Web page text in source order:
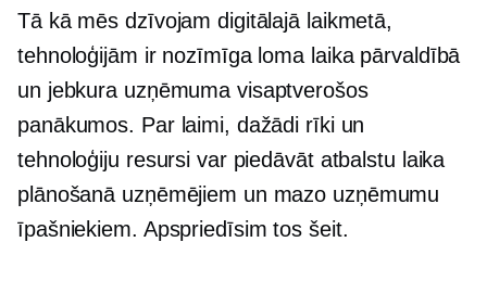
Tā kā mēs dzīvojam digitālajā laikmetā,
tehnoloģijām ir nozīmīga loma laika pārvaldībā
un jebkura uzņēmuma visaptverošos
panākumos. Par laimi, dažādi rīki un
tehnoloģiju resursi var piedāvāt atbalstu laika
plānošanā uzņēmējiem un mazo uzņēmumu
īpašniekiem. Apspriedīsim tos šeit.